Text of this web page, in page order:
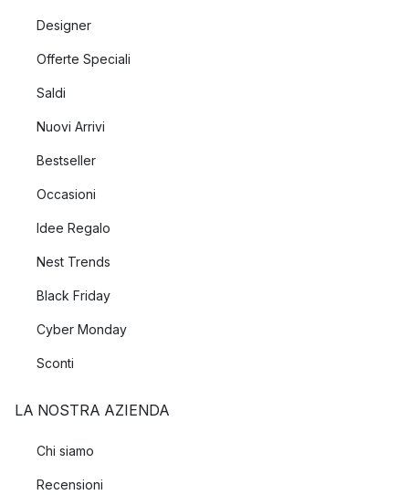
Designer
Offerte Speciali
Saldi
Nuovi Arrivi
Bestseller
Occasioni
Idee Regalo
Nest Trends
Black Friday
Cyber Monday
Sconti
LA NOSTRA AZIENDA
Chi siamo
Recensioni